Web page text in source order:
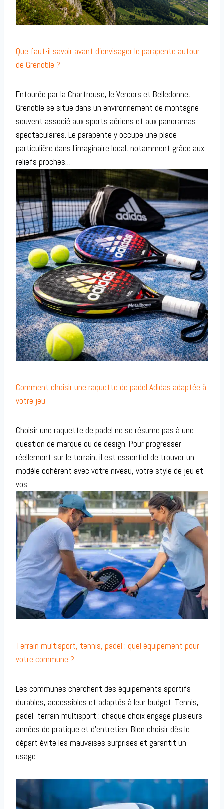
Que faut-il savoir avant d’envisager le parapente autour
de Grenoble ?
Entourée par la Chartreuse, le Vercors et Belledonne,
Grenoble se situe dans un environnement de montagne
souvent associé aux sports aériens et aux panoramas
spectaculaires. Le parapente y occupe une place
particulière dans l’imaginaire local, notamment grâce aux
reliefs proches…
Comment choisir une raquette de padel Adidas adaptée à
votre jeu
Choisir une raquette de padel ne se résume pas à une
question de marque ou de design. Pour progresser
réellement sur le terrain, il est essentiel de trouver un
modèle cohérent avec votre niveau, votre style de jeu et
vos…
Terrain multisport, tennis, padel : quel équipement pour
votre commune ?
Les communes cherchent des équipements sportifs
durables, accessibles et adaptés à leur budget. Tennis,
padel, terrain multisport : chaque choix engage plusieurs
années de pratique et d’entretien. Bien choisir dès le
départ évite les mauvaises surprises et garantit un
usage…